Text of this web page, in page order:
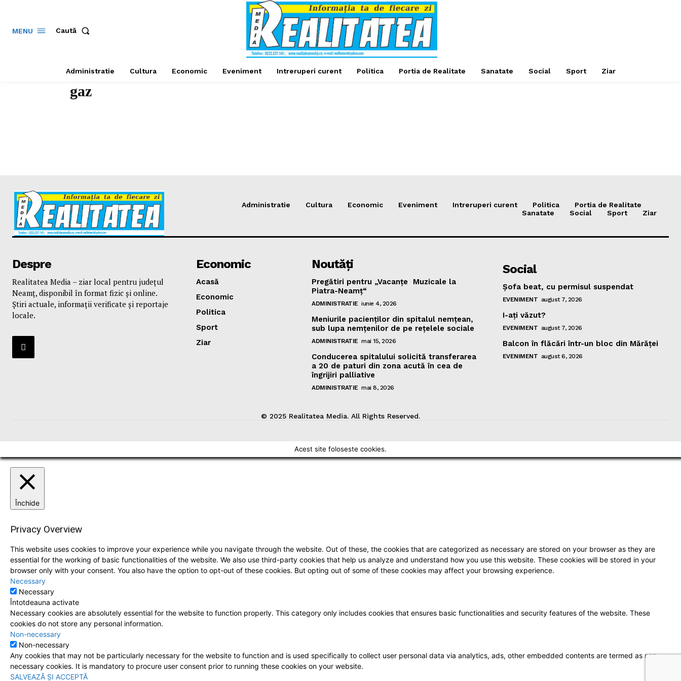
MENU Caută
Administratie Cultura Economic Eveniment Intreruperi curent Politica Portia de Realitate Sanatate Social Sport Ziar
gaz
Administratie Cultura Economic Eveniment Intreruperi curent Politica
Portia de Realitate
Sanatate
Social Sport Ziar
Despre
Realitatea Media – ziar local pentru județul
Neamț, disponibil în format fizic și online.
Știri actuale, informații verificate și reportaje
locale.
Economic
Acasă
Economic
Politica
Sport
Ziar
Noutăţi
Pregătiri pentru „Vacanţe Muzicale la
Piatra-Neamţ“
ADMINISTRATIE iunie 4, 2026
Meniurile pacienţilor din spitalul nemţean,
sub lupa nemţenilor de pe reţelele sociale
ADMINISTRATIE mai 15, 2026
Conducerea spitalului solicită transferarea
a 20 de paturi din zona acută în cea de
îngrijiri palliative
ADMINISTRATIE mai 8, 2026
Social
Şofa beat, cu permisul suspendat
EVENIMENT august 7, 2026
I-aţi văzut?
EVENIMENT august 7, 2026
Balcon în flăcări într-un bloc din Mărăţei
EVENIMENT august 6, 2026
© 2025 Realitatea Media. All Rights Reserved.
Acest site foloseste cookies.
Închide
Privacy Overview
This website uses cookies to improve your experience while you navigate through the website. Out of these, the cookies that are categorized as necessary are stored on your browser as they are
essential for the working of basic functionalities of the website. We also use third-party cookies that help us analyze and understand how you use this website. These cookies will be stored in your
browser only with your consent. You also have the option to opt-out of these cookies. But opting out of some of these cookies may affect your browsing experience.
Necessary
Necessary
Întotdeauna activate
Necessary cookies are absolutely essential for the website to function properly. This category only includes cookies that ensures basic functionalities and security features of the website. These
cookies do not store any personal information.
Non-necessary
Non-necessary
Any cookies that may not be particularly necessary for the website to function and is used specifically to collect user personal data via analytics, ads, other embedded contents are termed as non-
necessary cookies. It is mandatory to procure user consent prior to running these cookies on your website.
SALVEAZĂ ȘI ACCEPTĂ